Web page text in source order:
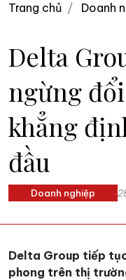
Trang chủ Doanh
Delta
ngừng
khẳng
đầu
Doanh nghiệp
Delta Group tiếp
phong trên thị